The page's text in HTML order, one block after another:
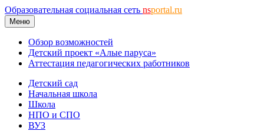
Образовательная социальная сеть nsportal.ru
Меню
Обзор возможностей
Детский проект «Алые паруса»
Аттестация педагогических работников
Детский сад
Начальная школа
Школа
НПО и СПО
ВУЗ